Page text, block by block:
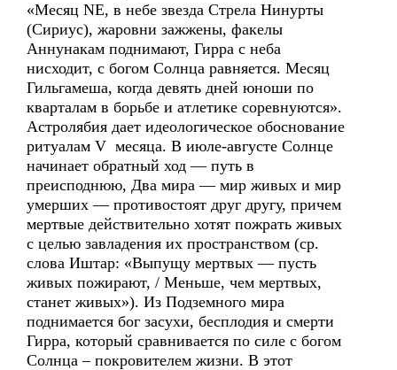
«Месяц NE, в небе звезда Стрела Нинурты
(Сириус), жаровни зажжены, факелы
Аннунакам поднимают, Гирра с неба
нисходит, с богом Солнца равняется. Месяц
Гильгамеша, когда девять дней юноши по
кварталам в борьбе и атлетике соревнуются».
Астролябия дает идеологическое обоснование
ритуалам V месяца. В июле-августе Солнце
начинает обратный ход — путь в
преисподнюю, Два мира — мир живых и мир
умерших — противостоят друг другу, причем
мертвые действительно хотят пожрать живых
с целью завладения их пространством (ср.
слова Иштар: «Выпущу мертвых — пусть
живых пожирают, / Меньше, чем мертвых,
станет живых»). Из Подземного мира
поднимается бог засухи, бесплодия и смерти
Гирра, который сравнивается по силе с богом
Солнца – покровителем жизни. В этот